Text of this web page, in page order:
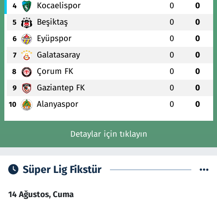
4 Kocaelispor 0 0
5 Beşiktaş 0 0
6 Eyüpspor 0 0
7 Galatasaray 0 0
8 Çorum FK 0 0
9 Gaziantep FK 0 0
10 Alanyaspor 0 0
Detaylar için tıklayın
Süper Lig Fikstür
14 Ağustos, Cuma